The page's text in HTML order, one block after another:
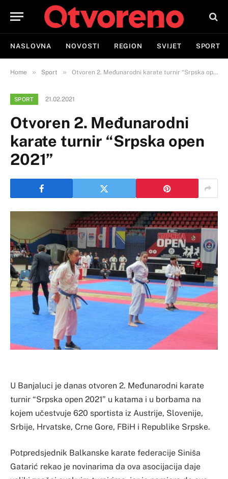
NASLOVNA NOVOSTI REGION SVIJET SPORT
Home » Sport » Otvoren 2. Međunarodni karate turnir “Srpska open 2021”
SPORT 21.02.2021
Otvoren 2. Međunarodni
karate turnir “Srpska open
2021”
U Banjaluci je danas otvoren 2. Međunarodni karate
turnir “Srpska open 2021” u katama i u borbama na
kojem učestvuje 620 sportista iz Austrije, Slovenije,
Srbije, Hrvatske, Crne Gore, FBiH i Republike Srpske.
Potpredsjednik Balkanske karate federacije Siniša
Gatarić rekao je novinarima da ova asocijacija daje